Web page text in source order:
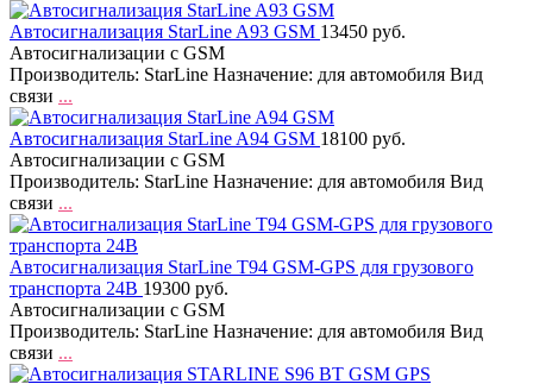
Автосигнализация StarLine A93 GSM 13450 руб.
Автосигнализации с GSM
Производитель: StarLine Назначение: для автомобиля Вид
связи ...
Автосигнализация StarLine A94 GSM 18100 руб.
Автосигнализации с GSM
Производитель: StarLine Назначение: для автомобиля Вид
связи ...
Автосигнализация StarLine T94 GSM-GPS для грузового
транспорта 24В 19300 руб.
Автосигнализации с GSM
Производитель: StarLine Назначение: для автомобиля Вид
связи ...